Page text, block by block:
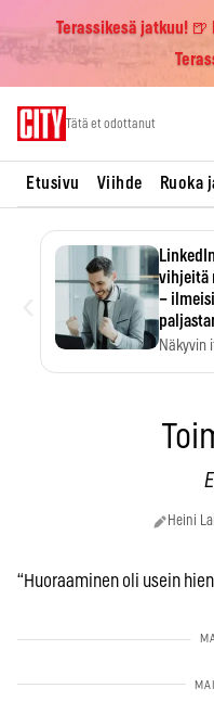
Terassikesä jatkuu!
Tätä et odottanut
Etusivu Viihde Ruoka
vihjeitä
–
Näkyvin
Heini
“Huoraaminen oli usein